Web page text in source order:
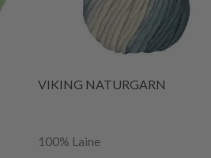
VIKING NATURGARN
100% Laine